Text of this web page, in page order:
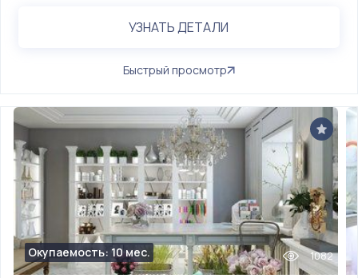
УЗНАТЬ ДЕТАЛИ
Быстрый просмотр
Окупаемость: 10 мес. 1082